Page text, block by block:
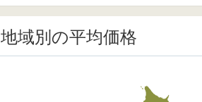
地域別の平均価格